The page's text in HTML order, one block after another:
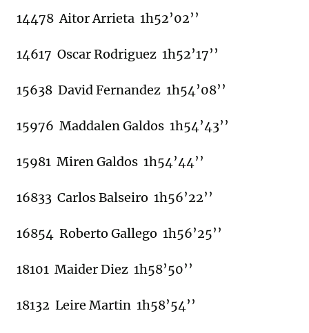
14478 Aitor Arrieta 1h52’02’’
14617 Oscar Rodriguez 1h52’17’’
15638 David Fernandez 1h54’08’’
15976 Maddalen Galdos 1h54’43’’
15981 Miren Galdos 1h54’44’’
16833 Carlos Balseiro 1h56’22’’
16854 Roberto Gallego 1h56’25’’
18101 Maider Diez 1h58’50’’
18132 Leire Martin 1h58’54’’